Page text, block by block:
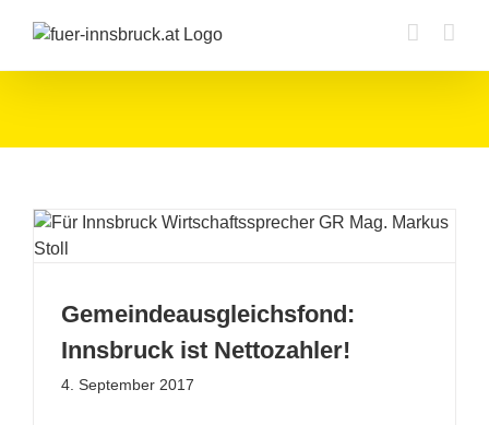
Inhalt
Gemeindeausgleichsfond:
Innsbruck ist Nettozahler!
4. September 2017